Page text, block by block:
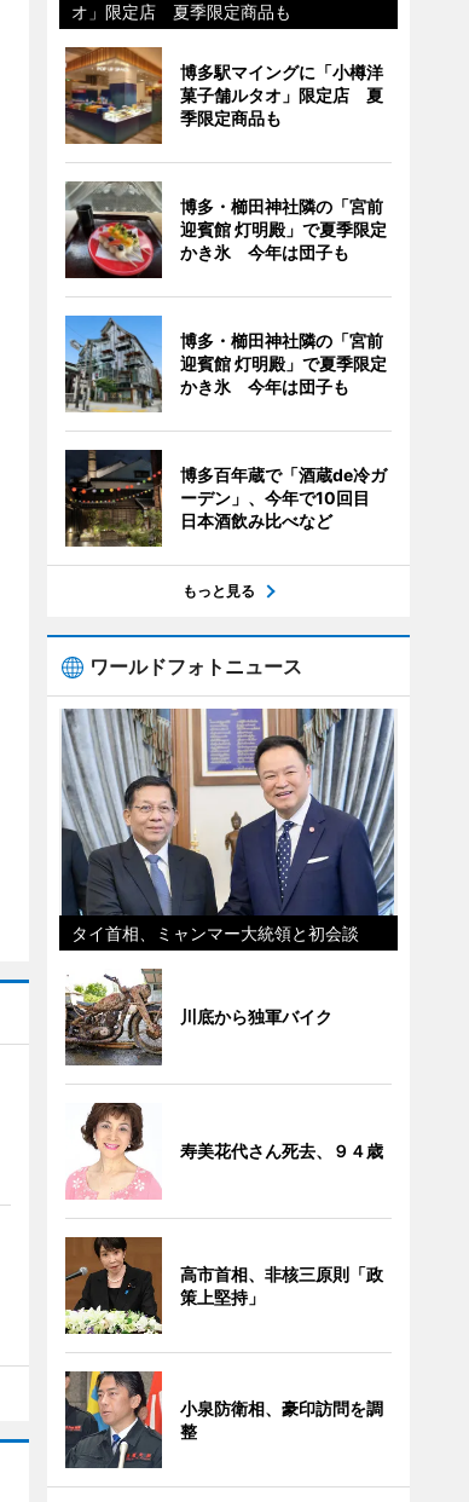
オ」限定店 夏季限定商品も
博多駅マイングに「小樽洋
菓子舗ルタオ」限定店 夏
季限定商品も
博多・櫛田神社隣の「宮前
迎賓館 灯明殿」で夏季限定
かき氷 今年は団子も
博多・櫛田神社隣の「宮前
迎賓館 灯明殿」で夏季限定
かき氷 今年は団子も
博多百年蔵で「酒蔵de冷ガ
ーデン」、今年で10回目
日本酒飲み比べなど
もっと見る
ワールドフォトニュース
タイ首相、ミャンマー大統領と初会談
川底から独軍バイク
寿美花代さん死去、９４歳
高市首相、非核三原則「政
策上堅持」
小泉防衛相、豪印訪問を調
整